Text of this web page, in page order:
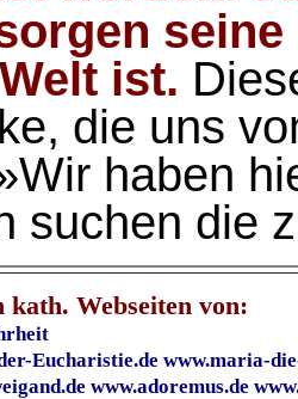
ist.
die uns
haben
suchen die
kath. Webseiten von:
Eucharistie.de www.maria-
www.adoremus.de